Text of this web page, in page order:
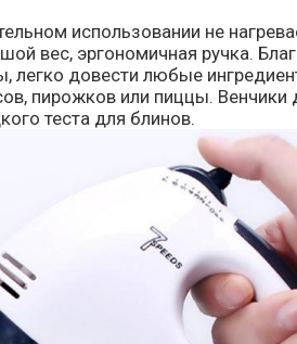
использовании не
вес, эргономичная ручка.
довести любые
пирожков или пиццы. Венчики
теста для блинов.